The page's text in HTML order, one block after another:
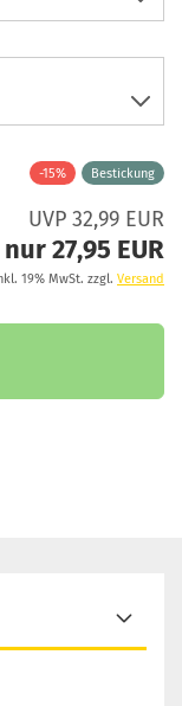
-15% Bestickung
UVP 32,99 EUR
27,95 EUR
19% MwSt. zzgl. Versand